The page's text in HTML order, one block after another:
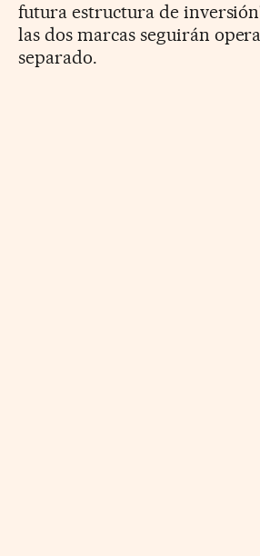
futura estructura de
las dos marcas seguirán
separado.